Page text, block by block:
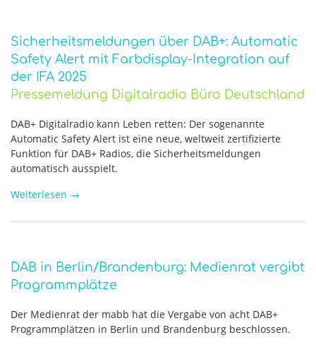
Sicherheitsmeldungen über DAB+: Automatic
Safety Alert mit Farbdisplay-Integration auf
der IFA 2025
Pressemeldung Digitalradio Büro Deutschland
DAB+ Digitalradio kann Leben retten: Der sogenannte
Automatic Safety Alert ist eine neue, weltweit zertifizierte
Funktion für DAB+ Radios, die Sicherheitsmeldungen
automatisch ausspielt.
Weiterlesen →
DAB in Berlin/Brandenburg: Medienrat vergibt
Programmplätze
Der Medienrat der mabb hat die Vergabe von acht DAB+
Programmplätzen in Berlin und Brandenburg beschlossen.